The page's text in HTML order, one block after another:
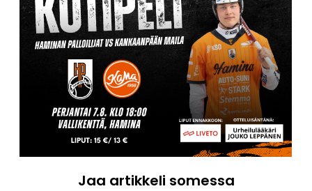
Jaa artikkeli somessa